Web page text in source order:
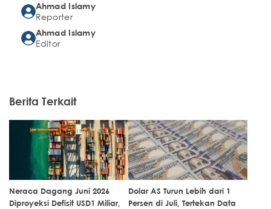
Ahmad Islamy
Reporter
Ahmad Islamy
Editor
Berita Terkait
Neraca Dagang Juni 2026
Diproyeksi Defisit USD1 Miliar,
Dolar AS Turun Lebih dari 1
Persen di Juli, Tertekan Data